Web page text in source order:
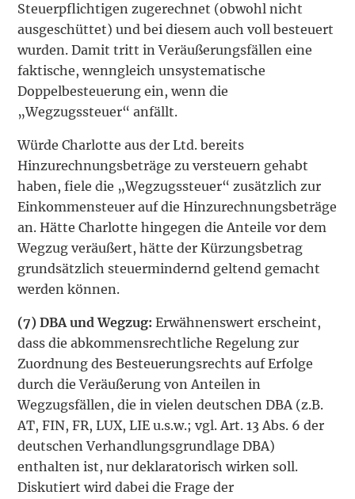
Steuerpflichtigen zugerechnet (obwohl nicht
ausgeschüttet) und bei diesem auch voll besteuert
wurden. Damit tritt in Veräußerungsfällen eine
faktische, wenngleich unsystematische
Doppelbesteuerung ein, wenn die
„Wegzugssteuer“ anfällt.
Würde Charlotte aus der Ltd. bereits
Hinzurechnungsbeträge zu versteuern gehabt
haben, fiele die „Wegzugssteuer“ zusätzlich zur
Einkommensteuer auf die Hinzurechnungsbeträge
an. Hätte Charlotte hingegen die Anteile vor dem
Wegzug veräußert, hätte der Kürzungs­betrag
grundsätzlich steuermindernd geltend gemacht
werden können.
(7) DBA und Wegzug: Erwähnenswert erscheint,
dass die abkommensrechtliche Regelung zur
Zuordnung des Besteuerungsrechts auf Erfolge
durch die Veräußerung von Anteilen in
Wegzugsfällen, die in vielen deutschen DBA (z.B.
AT, FIN, FR, LUX, LIE u.s.w.; vgl. Art. 13 Abs. 6 der
deutschen Verhandlungsgrundlage DBA)
enthalten ist, nur deklara­torisch wirken soll.
Diskutiert wird dabei die Frage der